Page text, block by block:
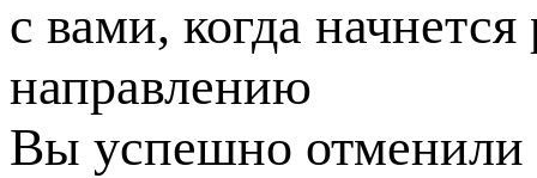
с вами, когда
направлению
Вы успешно отменили